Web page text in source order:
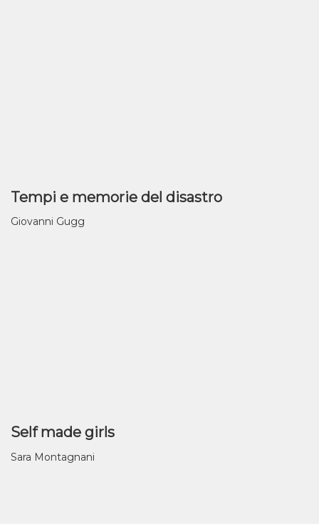
Tempi e memorie del disastro
Giovanni Gugg
Self made girls
Sara Montagnani